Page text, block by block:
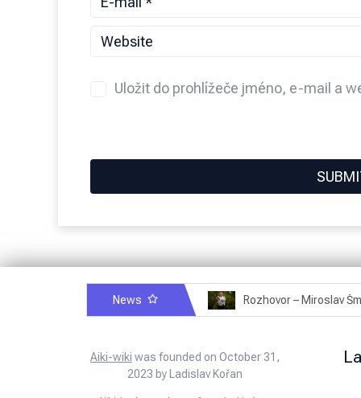
Uložit do prohlížeče jméno, e-mail a
NewsRozhovor – Michele Quaranta – 2.7.2025 Rozhovor – Miroslav Šmíd – 22.3.2025
Aiki-wiki was founded on October 31,
2023 by Ladislav Kořan